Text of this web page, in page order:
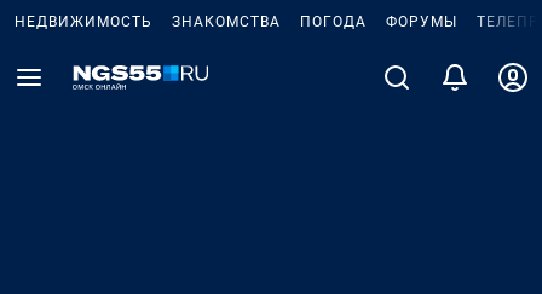
НЕДВИЖИМОСТЬ ЗНАКОМСТВА ПОГОДА ФОРУМЫ